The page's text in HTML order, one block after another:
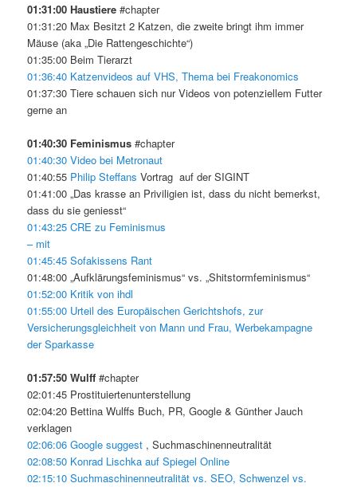
01:31:00 Haustiere #chapter
01:31:20 Max Besitzt 2 Katzen, die zweite bringt ihm immer
Mäuse (aka „Die Rattengeschichte“)
01:35:00 Beim Tierarzt
01:36:40 Katzenvideos auf VHS, Thema bei Freakonomics
01:37:30 Tiere schauen sich nur Videos von potenziellem Futter
gerne an
01:40:30 Feminismus #chapter
01:40:30 Video bei Metronaut
01:40:55 Philip Steffans Vortrag auf der SIGINT
01:41:00 „Das krasse an Priviligien ist, dass du nicht bemerkst,
dass du sie geniesst“
01:43:25 CRE zu Feminismus
– mit
01:45:45 Sofakissens Rant
01:48:00 „Aufklärungsfeminismus“ vs. „Shitstormfeminismus“
01:52:00 Kritik von ihdl
01:55:00 Urteil des Europäischen Gerichtshofs, zur
Versicherungsgleichheit von Mann und Frau, Werbekampagne
der Sparkasse
01:57:50 Wulff#chapter
02:01:45 Prostituiertenunterstellung
02:04:20 Bettina Wulffs Buch, PR, Google & Günther Jauch
verklagen
02:06:06 Google suggest , Suchmaschinenneutralität
02:08:50 Konrad Lischka auf Spiegel Online
02:15:10 Suchmaschinenneutralität vs. SEO, Schwenzel vs.